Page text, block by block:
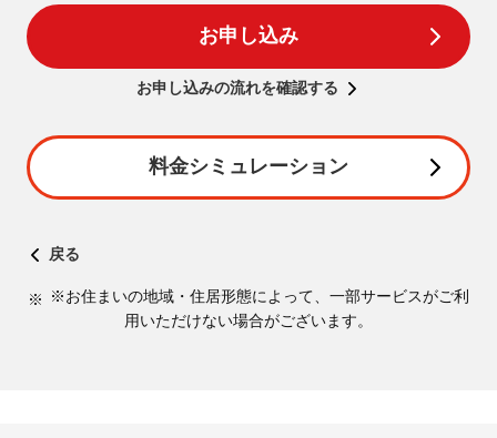
お申し込み
お申し込みの流れを確認する
料金シミュレーション
戻る
※お住まいの地域・住居形態によって、一部サービスがご利
用いただけない場合がございます。